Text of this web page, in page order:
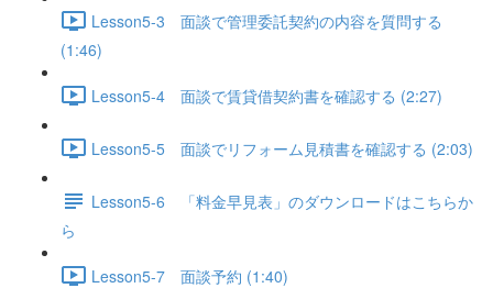
Lesson5-3 面談で管理委託契約の内容を質問する
(1:46)
Lesson5-4 面談で賃貸借契約書を確認する (2:27)
Lesson5-5 面談でリフォーム見積書を確認する (2:03)
Lesson5-6 「料金早見表」のダウンロードはこちらか
ら
Lesson5-7 面談予約 (1:40)